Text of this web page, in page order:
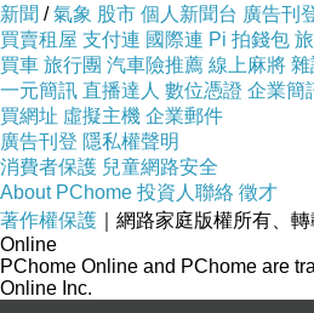
商品訊息功能:
品號：2865913
新聞 /氣象 股市 個人新聞台 廣告刊
買賣租屋 支付連 國際連 Pi 拍錢包
買車 旅行團 汽車險推薦 線上麻將 雜
一元簡訊 直播達人 數位憑證 企業簡
買網址 虛擬主機 企業郵件
廣告刊登 隱私權聲明
消費者保護 兒童網路安全
About PChome 投資人聯絡 徵才
著作權保護 ｜網路家庭版權所有、
Online
PChome Online and PChome are
Online Inc.